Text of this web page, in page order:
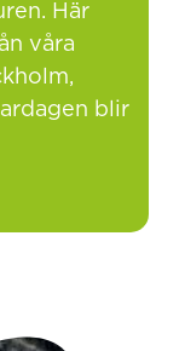
Här
våra
blir